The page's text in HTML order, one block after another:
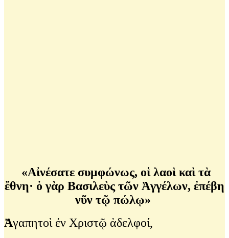
«Αἰνέσατε συμφώνως, οἱ λαοὶ καὶ τὰ
ἔθνη· ὁ γὰρ Βασιλεὺς τῶν Ἀγγέλων, ἐπέβη
νῦν τῷ πώλῳ»
Ἀγαπητοὶ ἐν Χριστῷ ἀδελφοί,